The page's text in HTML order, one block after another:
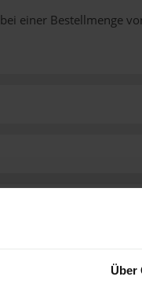
Über
bei einer Bestellmenge